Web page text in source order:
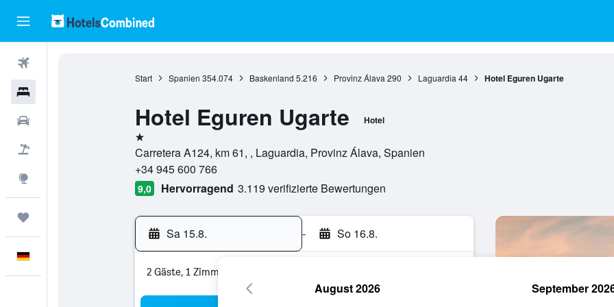
Start Spanien 354.074 Baskenland 5.216 Provinz Álava 290 Laguardia 44 Hotel Eguren Ugarte
Hotel Eguren Ugarte Hotel
1 Stern
Carretera A124, km 61, , Laguardia, Provinz Álava, Spanien
+34 945 600 766
9,0 Hervorragend 3.119 verifizierte Bewertungen
Sa 15.8. - So 16.8.
2 Gäste, 1 Zimmer
August 2026 September